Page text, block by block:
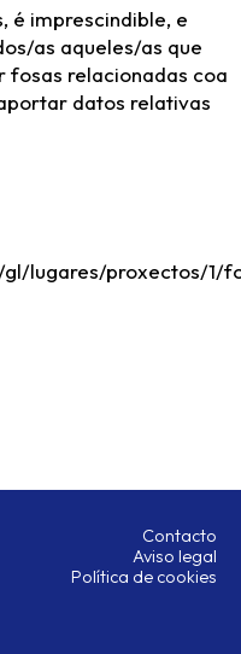
é imprescindible, e
as aqueles/as que
fosas relacionadas coa
datos relativas
lugares/proxectos/1/
Contacto
Aviso legal
Política de cookies